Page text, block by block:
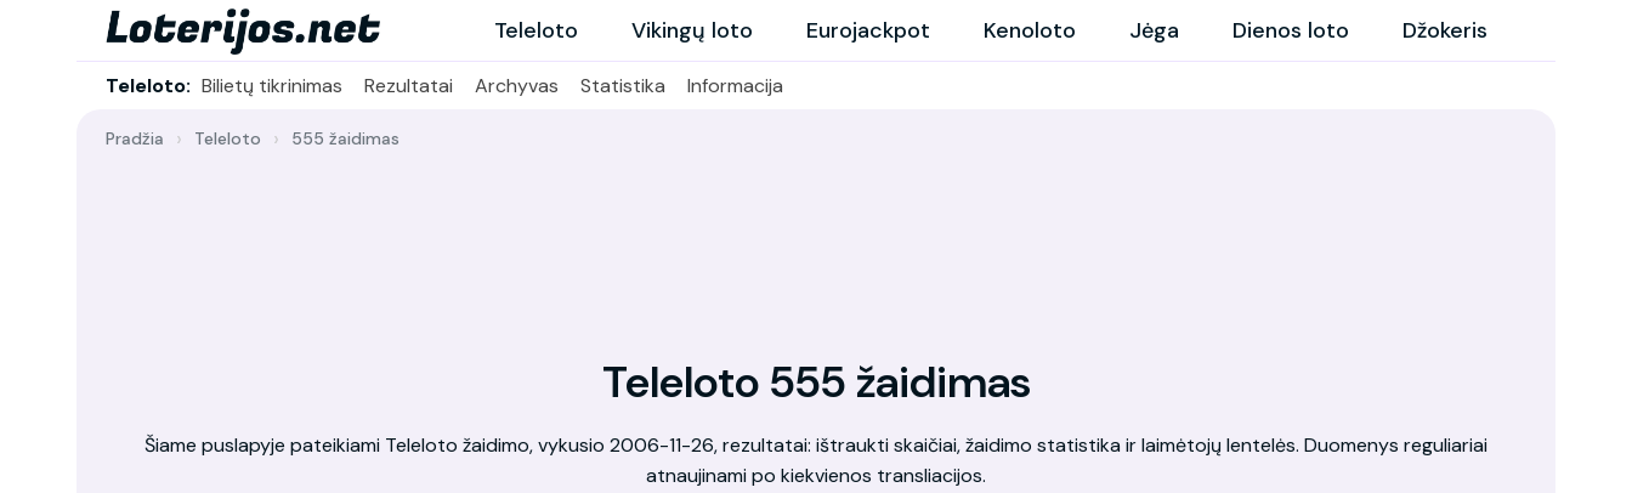
Teleloto Vikingų loto Eurojackpot Kenoloto Jėga Dienos loto Džokeris
Teleloto: Bilietų tikrinimas Rezultatai Archyvas Statistika Informacija
Pradžia Teleloto 555 žaidimas
Teleloto 555 žaidimas
Šiame puslapyje pateikiami Teleloto žaidimo, vykusio 2006-11-26, rezultatai: ištraukti skaičiai, žaidimo statistika ir laimėtojų lentelės. Duomenys reguliariai
atnaujinami po kiekvienos transliacijos.